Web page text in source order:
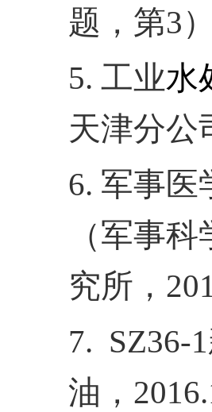
题，第3）
5. 工业水
天津分公
6. 军事医
（军事
究所，
7. SZ36-1
油，